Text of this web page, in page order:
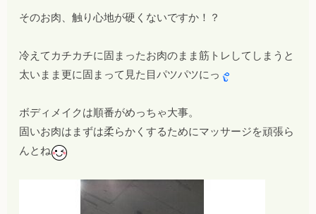
そのお肉、触り心地が硬くないですか！？
冷えてカチカチに固まったお肉のまま筋トレしてしまうと
太いまま更に固まって見た目パツパツにっ
ボディメイクは順番がめっちゃ大事。
固いお肉はまずは柔らかくするためにマッサージを頑張ら
んとね